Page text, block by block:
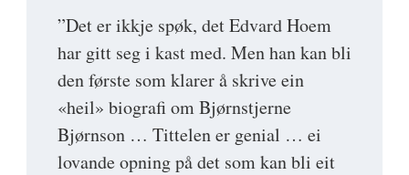
”Det er ikkje spøk, det Edvard Hoem
har gitt seg i kast med. Men han kan bli
den første som klarer å skrive ein
«heil» biografi om Bjørnstjerne
Bjørnson … Tittelen er genial … ei
lovande opning på det som kan bli eit